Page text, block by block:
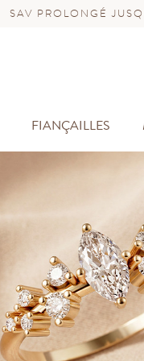
SAV PROLONGÉ
FIANÇAILLES